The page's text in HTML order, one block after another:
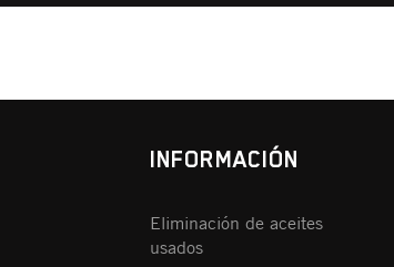
INFORMACIÓN
Eliminación de aceites
usados